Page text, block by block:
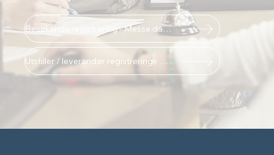
Besøkende registrering - Messe dagtid
Utstiller / leverandør registrering - Messe